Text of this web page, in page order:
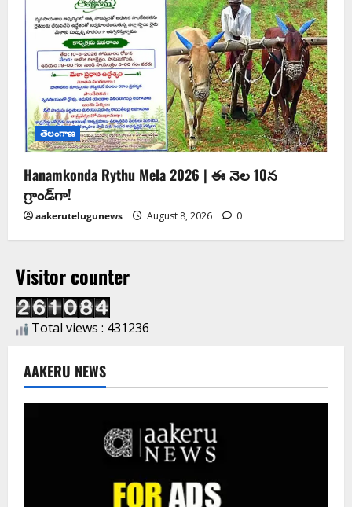
తెలంగాణ
Hanamkonda Rythu Mela 2026 | ఈ నెల 10న
గ్రాండ్‌గా!
aakerutelugunews August 8, 2026 0
Visitor counter
Total views : 431236
AAKERU NEWS